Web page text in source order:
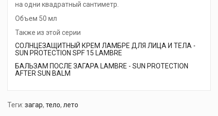
на одни квадратный сантиметр.
Объем 50 мл
Также из этой серии
СОЛНЦЕЗАЩИТНЫЙ КРЕМ ЛАМБРЕ ДЛЯ ЛИЦА И ТЕЛА -
SUN PROTECTION SPF 15 LAMBRE
БАЛЬЗАМ ПОСЛЕ ЗАГАРА LAMBRE - SUN PROTECTION
AFTER SUN BALM
Теги: загар, тело, лето